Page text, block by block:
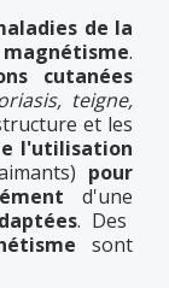
de la
.
cutanées
teigne,
et les
l'utilisation
pour
d'une
. Des
sont